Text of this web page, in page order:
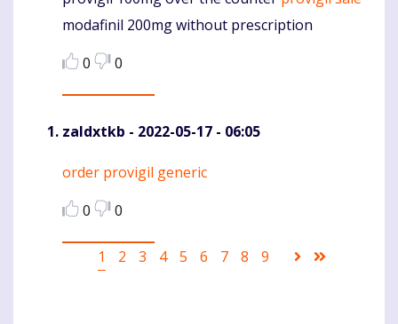
modafinil 200mg without prescription
0
0
zaldxtkb - 2022-05-17 - 06:05
Komentaras
order provigil generic
0
0
Pagination
Current
1 Puslapis
2 Puslapis
3 Puslapis
4 Puslapis
5 Puslapis
6 Puslapis
7 Puslapis
8 Puslapis
9
Sekantis